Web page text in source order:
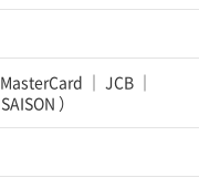
MasterCard
JCB
SAISON ）